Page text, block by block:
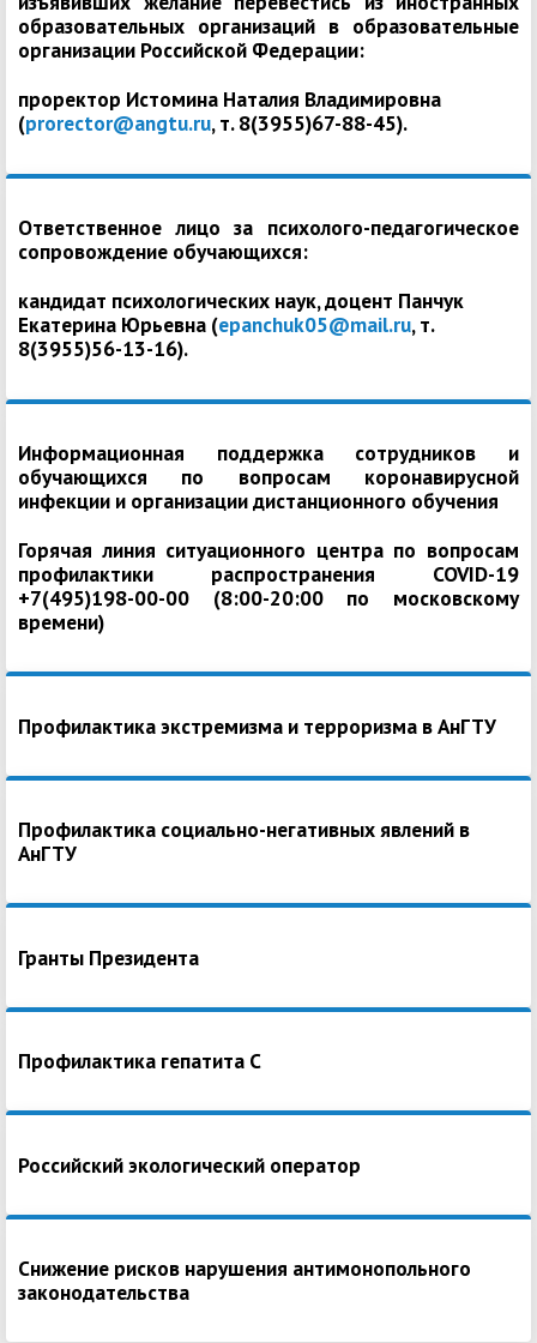
образовательных организаций в образовательные
организации Российской Федерации:
проректор Истомина Наталия Владимировна
(prorector@angtu.ru, т. 8(3955)67-88-45).
Ответственное лицо за психолого-педагогическое
сопровождение обучающихся:
кандидат психологических наук, доцент Панчук
Екатерина Юрьевна (epanchuk05@mail.ru, т.
8(3955)56-13-16).
Информационная поддержка сотрудников и
обучающихся по вопросам коронавирусной
инфекции и организации дистанционного обучения
Горячая линия ситуационного центра по вопросам
профилактики распространения COVID-19
+7(495)198-00-00 (8:00-20:00 по московскому
времени)
Профилактика экстремизма и терроризма в АнГТУ
Профилактика социально-негативных явлений в
АнГТУ
Гранты Президента
Профилактика гепатита С
Российский экологический оператор
Снижение рисков нарушения антимонопольного
законодательства